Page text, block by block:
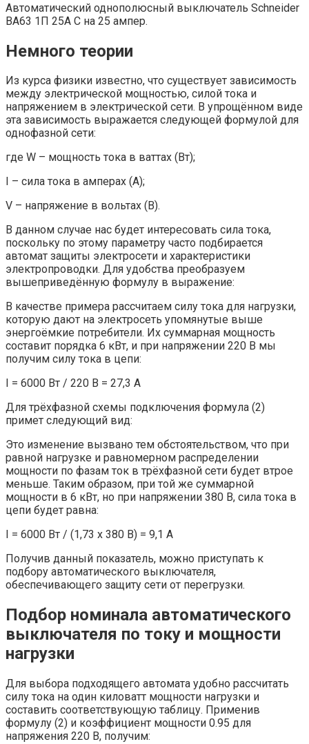
Автоматический однополюсный выключатель Schneider
ВА63 1П 25А С на 25 ампер.
Немного теории
Из курса физики известно, что существует зависимость
между электрической мощностью, силой тока и
напряжением в электрической сети. В упрощённом виде
эта зависимость выражается следующей формулой для
однофазной сети:
где W – мощность тока в ваттах (Вт);
I – сила тока в амперах (А);
V – напряжение в вольтах (В).
В данном случае нас будет интересовать сила тока,
поскольку по этому параметру часто подбирается
автомат защиты электросети и характеристики
электропроводки. Для удобства преобразуем
вышеприведённую формулу в выражение:
В качестве примера рассчитаем силу тока для нагрузки,
которую дают на электросеть упомянутые выше
энергоёмкие потребители. Их суммарная мощность
составит порядка 6 кВт, и при напряжении 220 В мы
получим силу тока в цепи:
I = 6000 Вт / 220 В = 27,3 А
Для трёхфазной схемы подключения формула (2)
примет следующий вид:
Это изменение вызвано тем обстоятельством, что при
равной нагрузке и равномерном распределении
мощности по фазам ток в трёхфазной сети будет втрое
меньше. Таким образом, при той же суммарной
мощности в 6 кВт, но при напряжении 380 В, сила тока в
цепи будет равна:
I = 6000 Вт / (1,73 х 380 В) = 9,1 А
Получив данный показатель, можно приступать к
подбору автоматического выключателя,
обеспечивающего защиту сети от перегрузки.
Подбор номинала автоматического
выключателя по току и мощности
нагрузки
Для выбора подходящего автомата удобно рассчитать
силу тока на один киловатт мощности нагрузки и
составить соответствующую таблицу. Применив
формулу (2) и коэффициент мощности 0.95 для
напряжения 220 В, получим: